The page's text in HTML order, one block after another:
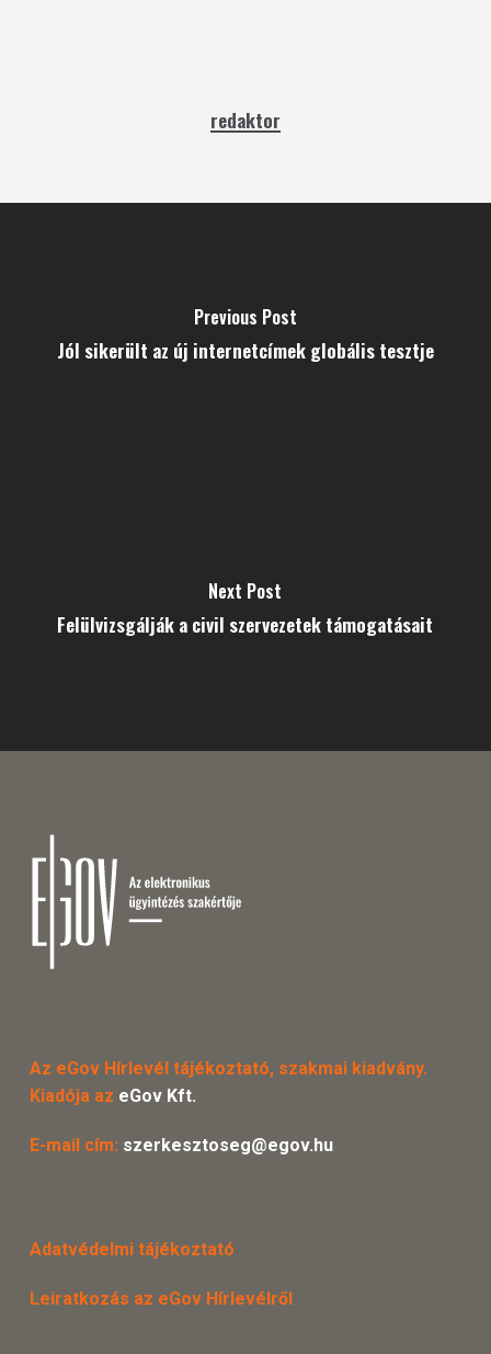
redaktor
Previous Post
Jól sikerült az új internetcímek globális tesztje
Next Post
Felülvizsgálják a civil szervezetek támogatásait
Az eGov Hírlevél tájékoztató, szakmai kiadvány.
Kiadója az eGov Kft.
E-mail cím: szerkesztoseg@egov.hu
Adatvédelmi tájékoztató
Leiratkozás az eGov Hírlevélről